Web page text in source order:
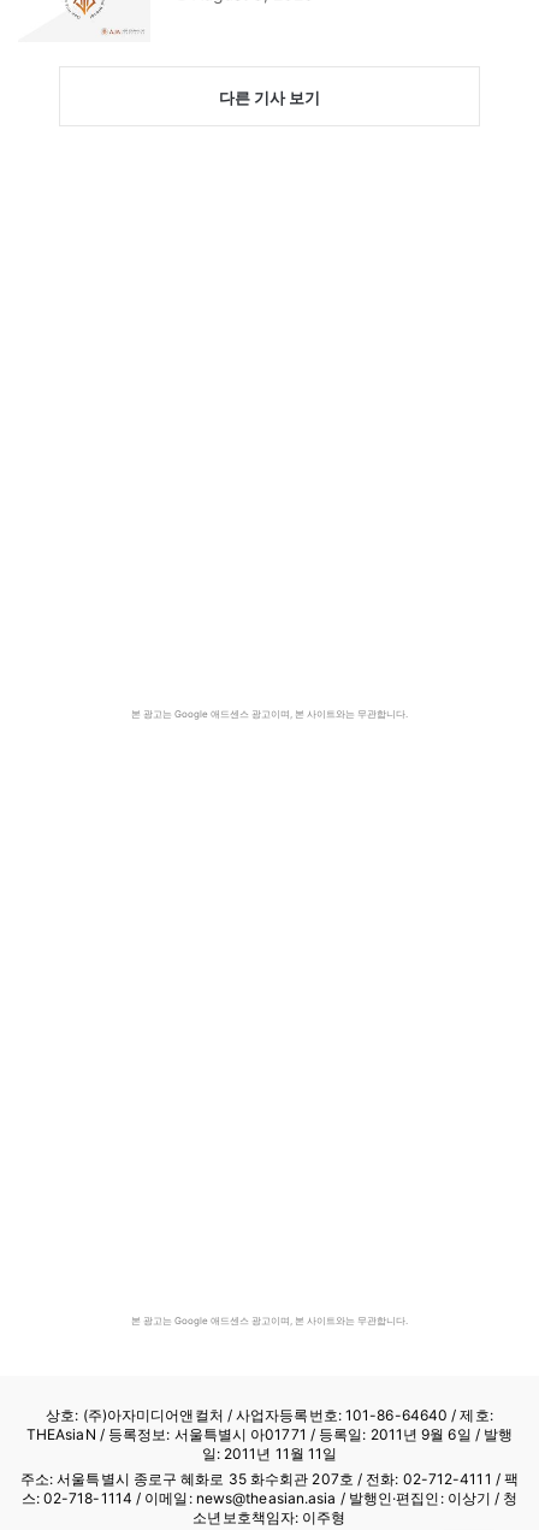
다른 기사 보기
본 광고는 Google 애드센스 광고이며, 본 사이트와는 무관합니다.
본 광고는 Google 애드센스 광고이며, 본 사이트와는 무관합니다.
상호: (주)아자미디어앤컬처 /사업자등록번호: 101-86-64640 / 제호:
THEAsiaN / 등록정보: 서울특별시 아01771 / 등록일: 2011년 9월 6일 / 발행
일: 2011년 11월 11일
주소: 서울특별시 종로구 혜화로 35 화수회관 207호 / 전화: 02-712-4111 / 팩
스: 02-718-1114 / 이메일: news@theasian.asia / 발행인·편집인: 이상기 / 청
소년보호책임자: 이주형